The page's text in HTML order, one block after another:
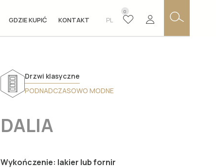
GDZIE KUPIĆ KONTAKT PL
0
Drzwi klasyczne
PODNADCZASOWO MODNE
DALIA
Wykończenie: lakier lub fornir